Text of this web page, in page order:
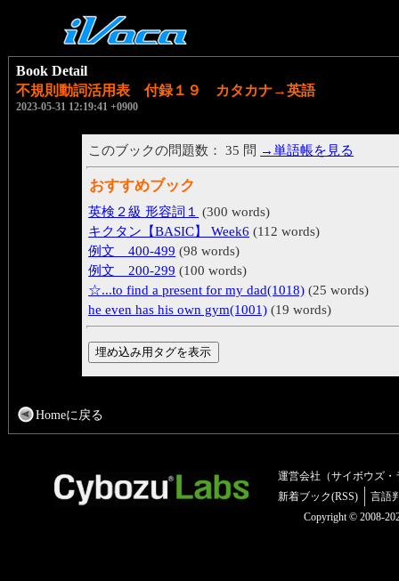
Book Detail
不規則動詞活用表 付録１９ カタカナ→英語
2023-05-31 12:19:41 +0900
このブックの問題数： 35 問 →単語帳を見る
おすすめブック
英検２級 形容詞１ (300 words)
キクタン【BASIC】 Week6 (112 words)
例文 400-499 (98 words)
例文 200-299 (100 words)
☆...to find a present for my dad(1018) (25 words)
he even has his own gym(1001) (19 words)
Homeに戻る
運営会社（サイボウズ・
新着ブック(RSS)
言語
Copyright © 2008-